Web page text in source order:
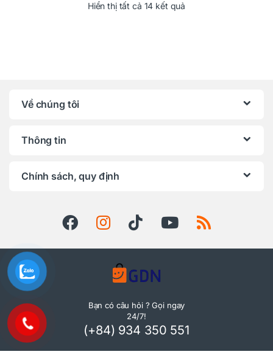
Hiển thị tất cả 14 kết quả
Về chúng tôi
Thông tin
Chính sách, quy định
Bạn có câu hỏi ? Gọi ngay
24/7!
(+84) 934 350 551